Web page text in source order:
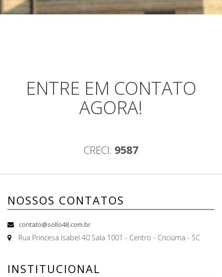
ENTRE EM CONTATO
AGORA!
CRECI: 9587
NOSSOS CONTATOS
contato@sollo48.com.br
Rua Princesa Isabel 40 Sala 1001 - Centro - Criciúma - SC
INSTITUCIONAL